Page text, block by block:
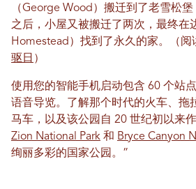
（George Wood）搬迁到了老雪松堡
之后，小屋又被搬迁了两次，最终在
Homestead）找到了永久的家。（阅
驱日 ）
使用您的智能手机启动包含 60 个站
语音导览。了解那个时代的火车、拖
马车，以及该公园自 20 世纪初以来
Zion National Park 和 Bryce Canyon
绚丽多彩的国家公园。”